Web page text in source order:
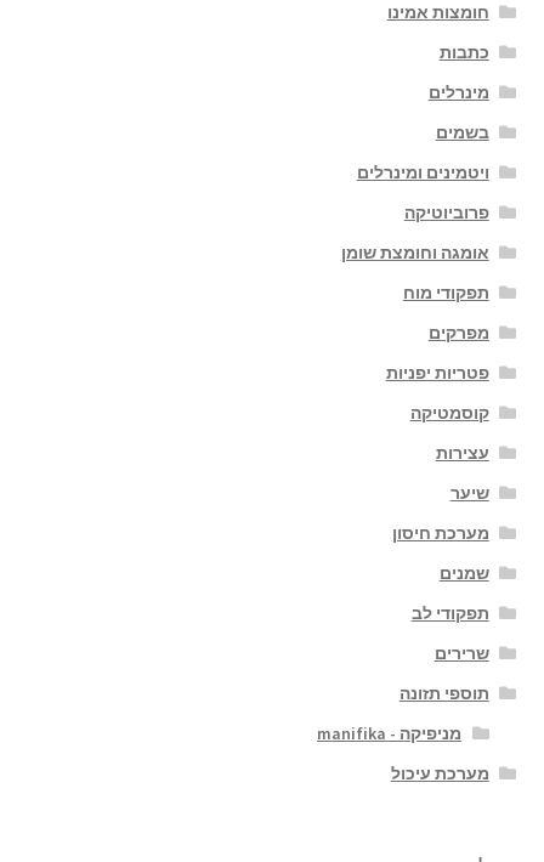
חומצות אמינו
כתבות
מינרלים
בשמים
ויטמינים ומינרלים
פרוביוטיקה
אומגה וחומצת שומן
תפקודי מוח
מפרקים
פטריות יפניות
קוסמטיקה
עצירות
שיער
מערכת חיסון
שמנים
תפקודי לב
שרירים
תוספי תזונה
מניפיקה - manifika
מערכת עיכול